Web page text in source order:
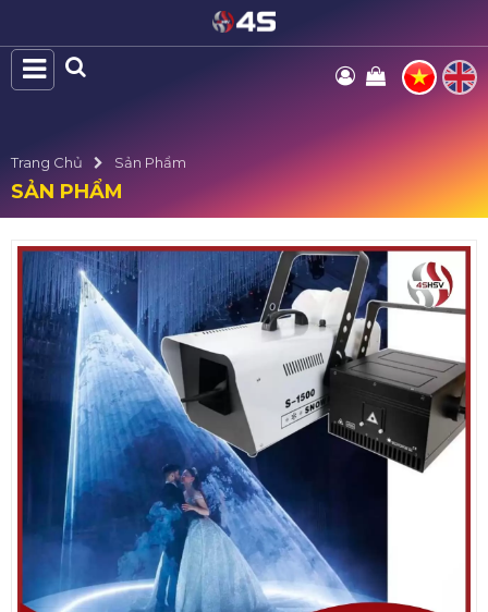
Trang Chủ Sản Phẩm
SẢN PHẨM